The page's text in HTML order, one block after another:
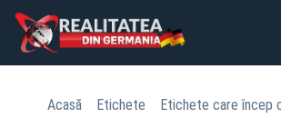
Acasă Etichete Etichete care încep